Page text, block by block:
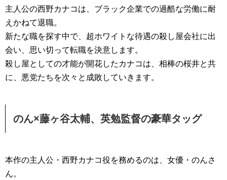
主人公の西野カナコは、ブラック企業での過酷な労働に耐
えかねて退職。
新たな職を探す中で、超ホワイトな待遇の殺し屋会社に出
会い、思い切って転職を決意します。
殺し屋としての才能が開花したカナコは、相棒の桜井と共
に、悪党たちを次々と成敗していきます。
のん×藤ヶ谷太輔、英勉監督の豪華タッグ
本作の主人公・西野カナコ役を務めるのは、女優・のんさ
ん。